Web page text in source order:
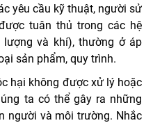
yêu cầu kỹ thuật, người sử
tuân thủ trong các hệ
và khí), thường ở áp
sản phẩm, quy trình.
hại không được xử lý hoặc
ta có thể gây ra những
người và môi trường. Nhắc